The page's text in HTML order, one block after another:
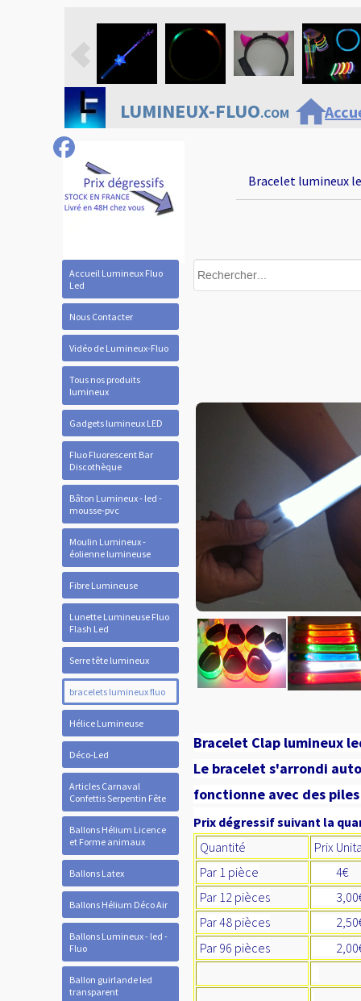
Accueil Lumineux Fluo
Led
Nous Contacter
Vidéo de Lumineux-Fluo
Tous nos produits
lumineux
Gadgets lumineux LED
Fluo Fluorescent Bar
Discothèque
Bâton Lumineux - led -
mousse-pvc
Moulin Lumineux -
éolienne lumineuse
Fibre Lumineuse
Lunette Lumineuse Fluo
Flash Led
Serre tête lumineux
bracelets lumineux fluo
Hélice Lumineuse
Déco-Led
Articles Carnaval
Confettis Serpentin Fête
Ballons Hélium Licence
et Forme animaux
Ballons Latex
Ballons Hélium Déco Air
Ballons Lumineux - led -
Fluo
Ballon guirlande led
transparent
LUMINEUX-FLUO.COMhome
Bracelet lumineux
Bracelet Clap lumineux
Le bracelet s'arrondi
fonctionne avec des
Prix dégressif suivant la
Quantité
Prix
Par 1 pièce
4€
Par 12 pièces
Par 48 pièces
Par 96 pièces